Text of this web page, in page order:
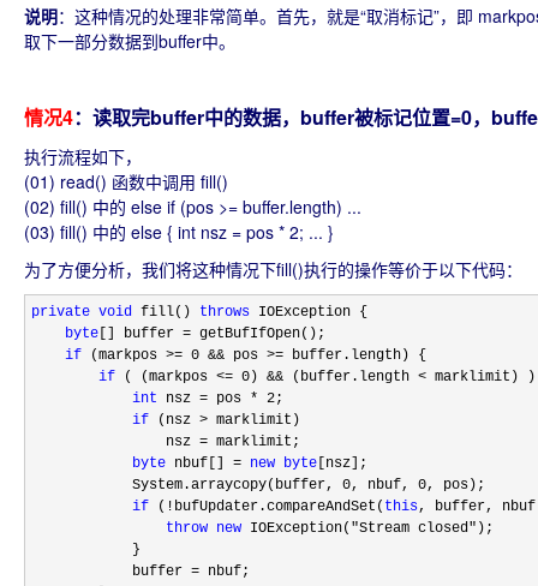
说明： 这种情况的处理非常简单。首先，就是“取消标记”，即
取下一部分数据到buffer中。
情况4：读取完buffer中的数据，buffer被标记位置=0，
执行流程如下，
(01) read() 函数中调用 fill()
(02) fill() 中的 else if (pos >= buffer.length) ...
(03) fill() 中的 else { int nsz = pos * 2; ... }
为了方便分析，我们将这种情况下fill()执行的操作等价于以下代码：
private void fill() throws IOException {
byte [] buffer = getBufIfOpen();
if (markpos >= 0 && pos >= buffer.length) {
if ( (markpos <= 0) && (buffer.length < marklimit)
int nsz = pos * 2;
if (nsz > marklimit)
                nsz
= marklimit;
byte nbuf[] = new byte [nsz];
            System.arraycopy(buffer,
0, nbuf, 0, pos);
if (!bufUpdater.compareAndSet( this, buffer,
throw new IOException("Stream closed" );
            }
            buffer
= nbuf;